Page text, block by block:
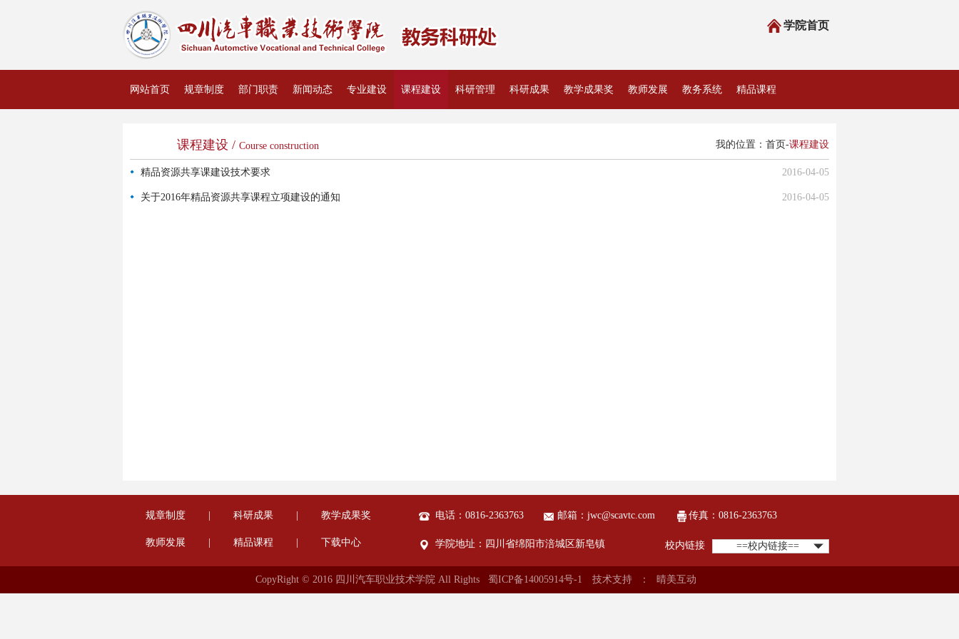
学院首页
网站首页 规章制度 部门职责 新闻动态 专业建设 课程建设 科研管理 科研成果 教学成果奖 教师发展 教务系统 精品课程
我的位置： 首页-课程建设
课程建设 / Course construction
2016-04-05
精品资源共享课建设技术要求
2016-04-05
关于2016年精品资源共享课程立项建设的通知
规章制度 科研成果 教学成果奖
教师发展 精品课程 下载中心
电话：0816-2363763 邮箱：jwc@scavtc.com 传真：0816-2363763
学院地址：四川省绵阳市涪城区新皂镇 校内链接 ==校内链接==
CopyRight © 2016 四川汽车职业技术学院 All Rights 蜀ICP备14005914号-1 技术支持 ： 晴美互动